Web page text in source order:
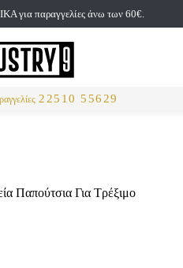
παραγγελίες άνω των 60€.
22510 55629
Παπούτσια Για Τρέξιμο